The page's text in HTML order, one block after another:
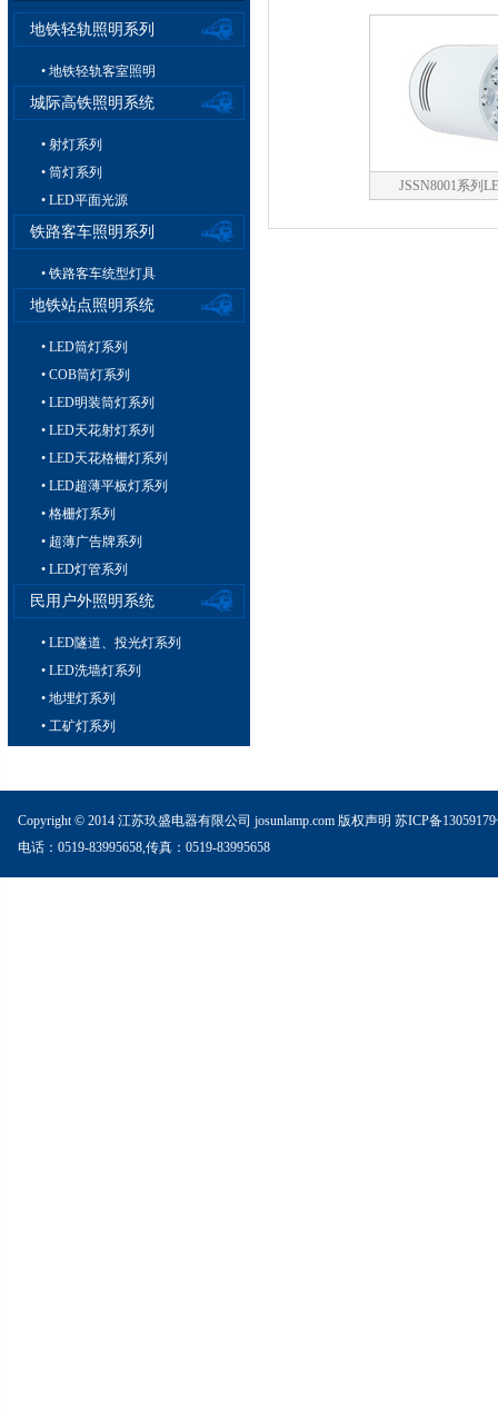
地铁轻轨照明系列
• 地铁轻轨客室照明
城际高铁照明系统
• 射灯系列
• 筒灯系列
• LED平面光源
铁路客车照明系列
• 铁路客车统型灯具
地铁站点照明系统
• LED筒灯系列
• COB筒灯系列
• LED明装筒灯系列
• LED天花射灯系列
• LED天花格栅灯系列
• LED超薄平板灯系列
• 格栅灯系列
• 超薄广告牌系列
• LED灯管系列
民用户外照明系统
• LED隧道、投光灯系列
• LED洗墙灯系列
• 地埋灯系列
• 工矿灯系列
JSSN8001系列
Copyright © 2014 江苏玖盛电器有限公司 josunlamp.com 版权声明 苏ICP备
电话：0519-83995658,传真：0519-83995658